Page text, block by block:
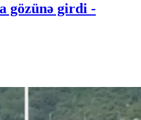
gözünə girdi -